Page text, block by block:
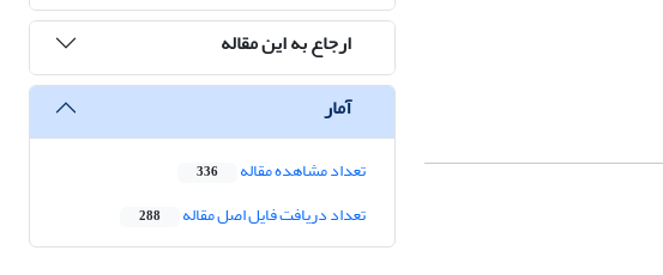
ارجاع به این مقاله
آمار
تعداد مشاهده مقاله 336
تعداد دریافت فایل اصل مقاله 288